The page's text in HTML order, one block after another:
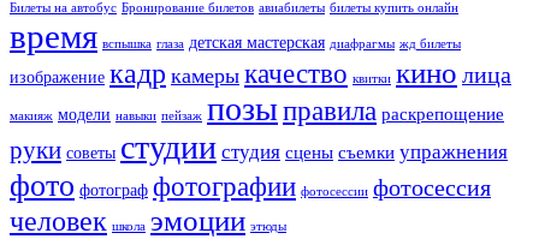
Билеты на автобус Бронирование билетов авиабилеты билеты купить онлайн
время вспышка глаза детская мастерская диафрагмы жд билеты
изображение кадр камеры качество квитки кино лица
макияж модели навыки пейзаж позыправила раскрепощение
руки советы студии студия сцены съемки упражнения
фото фотограф фотографии фотосессии фотосессия
человек школа эмоции этюды